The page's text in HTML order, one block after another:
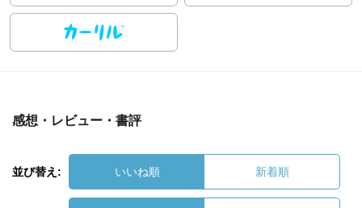
感想・レビュー・書評
並び替え: いいね順 新着順